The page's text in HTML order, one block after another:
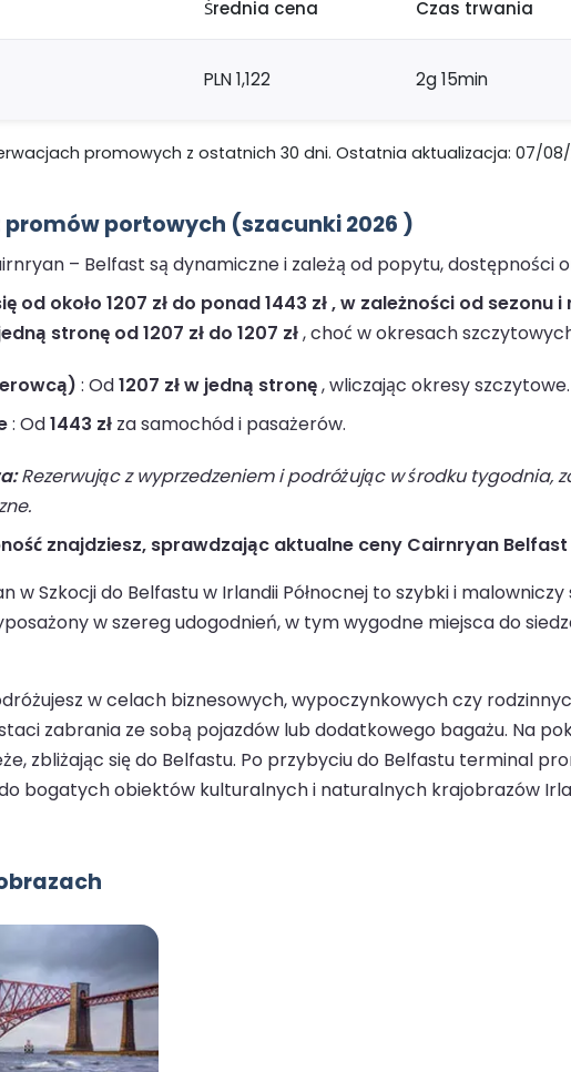
Średnia cena Czas trwania
PLN 1,122 2g 15min
promowych z ostatnich 30 dni. Ostatnia aktualizacja: 07/08/
portowych (szacunki 2026 )
– Belfast są dynamiczne i zależą od popytu, dostępności
od około 1207 zł do ponad 1443 zł , w zależności od sezonu
stronę od 1207 zł do 1207 zł, choć w okresach
: Od1207 zł w jedną stronę, wliczając okresy szczytowe.
: Od1443 zł za samochód i pasażerów.
Rezerwując z wyprzedzeniem i podróżując w środku tygodnia,
znajdziesz, sprawdzając aktualne ceny Cairnryan
w Szkocji do Belfastu w Irlandii Północnej to szybki i
w szereg udogodnień, w tym wygodne miejsca do
w celach biznesowych, wypoczynkowych czy
zabrania ze sobą pojazdów lub dodatkowego bagażu. Na
zbliżając się do Belfastu. Po przybyciu do Belfastu terminal
bogatych obiektów kulturalnych i naturalnych krajobrazów